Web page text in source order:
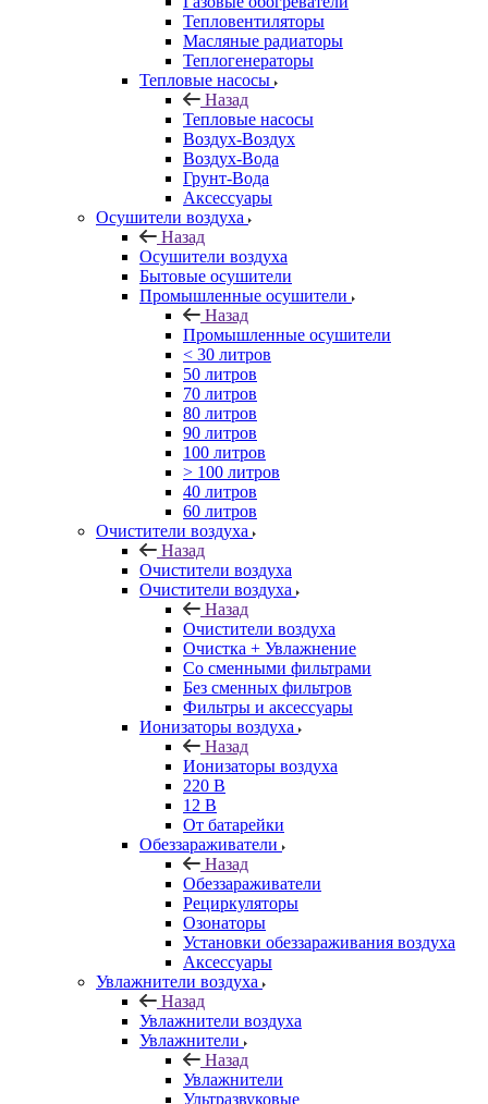
Тепловентиляторы
Масляные радиаторы
Теплогенераторы
Тепловые насосы
Назад
Тепловые насосы
Воздух-Воздух
Воздух-Вода
Грунт-Вода
Аксессуары
Осушители воздуха
Назад
Осушители воздуха
Бытовые осушители
Промышленные осушители
Назад
Промышленные осушители
< 30 литров
50 литров
70 литров
80 литров
90 литров
100 литров
> 100 литров
40 литров
60 литров
Очистители воздуха
Назад
Очистители воздуха
Очистители воздуха
Назад
Очистители воздуха
Очистка + Увлажнение
Cо сменными фильтрами
Без сменных фильтров
Фильтры и аксессуары
Ионизаторы воздуха
Назад
Ионизаторы воздуха
220 В
12 В
От батарейки
Обеззараживатели
Назад
Обеззараживатели
Рециркуляторы
Озонаторы
Установки обеззараживания воздуха
Аксессуары
Увлажнители воздуха
Назад
Увлажнители воздуха
Увлажнители
Назад
Увлажнители
Ультразвуковые